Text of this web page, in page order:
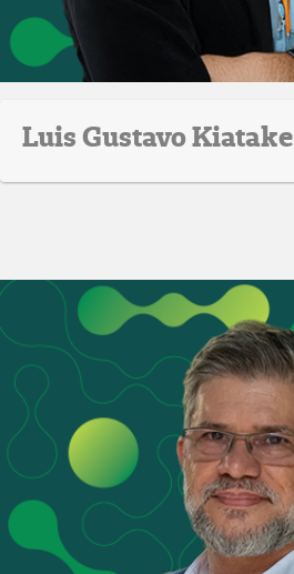
Luis Gustavo Kiatake